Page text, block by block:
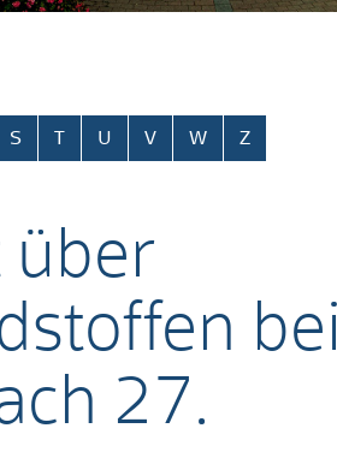
S T U V W Z
über
bei
27.